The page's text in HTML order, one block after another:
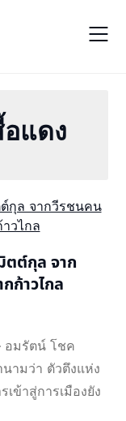
แดง
ตต์กุล จาก
ก้าวไกล
อมรัตน์ โชค
ามว่า ตัวตึงแห่ง
ข้าสู่การเมืองยัง